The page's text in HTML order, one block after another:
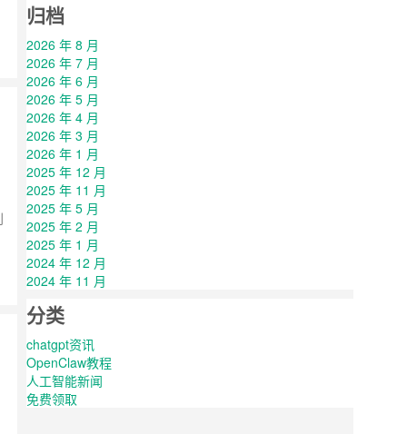
归档
2026 年 8 月
2026 年 7 月
2026 年 6 月
2026 年 5 月
2026 年 4 月
2026 年 3 月
2026 年 1 月
2025 年 12 月
2025 年 11 月
2025 年 5 月
2025 年 2 月
2025 年 1 月
2024 年 12 月
2024 年 11 月
分类
chatgpt资讯
OpenClaw教程
人工智能新闻
免费领取